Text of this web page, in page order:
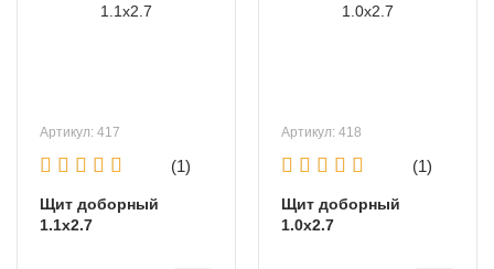
Артикул: 417
(1)
Щит доборный
1.1х2.7
Артикул: 418
(1)
Щит доборный
1.0х2.7